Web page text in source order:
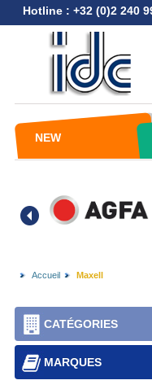
Hotline : +32 (0)2 240
NEW
Accueil Maxell
CATÉGORIES
MARQUES